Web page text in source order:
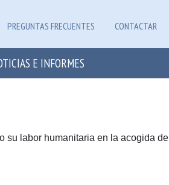
PREGUNTAS FRECUENTES CONTACTAR
E INFORMES
su labor humanitaria en la acogida de